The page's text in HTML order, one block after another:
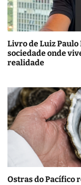
Livro de Luiz Paulo
sociedade onde
realidade
Ostras do